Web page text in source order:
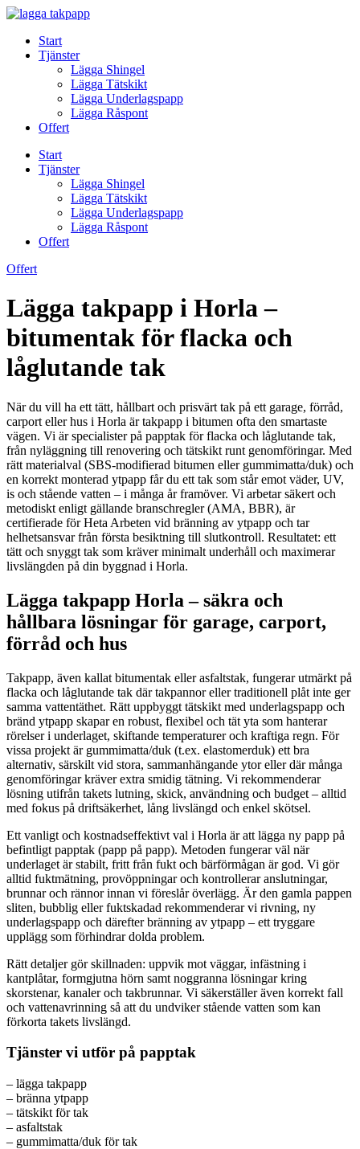
Skip
contentStart
Tjänster
Lägga Shingel
Lägga Tätskikt
Lägga Underlagspapp
Lägga Råspont
Offert
Start
Tjänster
Lägga Shingel
Lägga Tätskikt
Lägga Underlagspapp
Lägga Råspont
Offert
Offert
Lägga takpapp i Horla –
bitumentak för flacka och
låglutande tak
När du vill ha ett tätt, hållbart och prisvärt tak på ett garage, förråd,
carport eller hus i Horla är takpapp i bitumen ofta den smartaste
vägen. Vi är specialister på papptak för flacka och låglutande tak,
från nyläggning till renovering och tätskikt runt genomföringar. Med
rätt materialval (SBS-modifierad bitumen eller gummimatta/duk) och
en korrekt monterad ytpapp får du ett tak som står emot väder, UV,
is och stående vatten – i många år framöver. Vi arbetar säkert och
metodiskt enligt gällande branschregler (AMA, BBR), är
certifierade för Heta Arbeten vid bränning av ytpapp och tar
helhetsansvar från första besiktning till slutkontroll. Resultatet: ett
tätt och snyggt tak som kräver minimalt underhåll och maximerar
livslängden på din byggnad i Horla.
Lägga takpapp Horla – säkra och
hållbara lösningar för garage, carport,
förråd och hus
Takpapp, även kallat bitumentak eller asfaltstak, fungerar utmärkt på
flacka och låglutande tak där takpannor eller traditionell plåt inte ger
samma vattentäthet. Rätt uppbyggt tätskikt med underlagspapp och
bränd ytpapp skapar en robust, flexibel och tät yta som hanterar
rörelser i underlaget, skiftande temperaturer och kraftiga regn. För
vissa projekt är gummimatta/duk (t.ex. elastomerduk) ett bra
alternativ, särskilt vid stora, sammanhängande ytor eller där många
genomföringar kräver extra smidig tätning. Vi rekommenderar
lösning utifrån takets lutning, skick, användning och budget – alltid
med fokus på driftsäkerhet, lång livslängd och enkel skötsel.
Ett vanligt och kostnadseffektivt val i Horla är att lägga ny papp på
befintligt papptak (papp på papp). Metoden fungerar väl när
underlaget är stabilt, fritt från fukt och bärförmågan är god. Vi gör
alltid fuktmätning, provöppningar och kontrollerar anslutningar,
brunnar och rännor innan vi föreslår överlägg. Är den gamla pappen
sliten, bubblig eller fuktskadad rekommenderar vi rivning, ny
underlagspapp och därefter bränning av ytpapp – ett tryggare
upplägg som förhindrar dolda problem.
Rätt detaljer gör skillnaden: uppvik mot väggar, infästning i
kantplåtar, formgjutna hörn samt noggranna lösningar kring
skorstenar, kanaler och takbrunnar. Vi säkerställer även korrekt fall
och vattenavrinning så att du undviker stående vatten som kan
förkorta takets livslängd.
Tjänster vi utför på papptak
– lägga takpapp
– bränna ytpapp
– tätskikt för tak
– asfaltstak
– gummimatta/duk för tak